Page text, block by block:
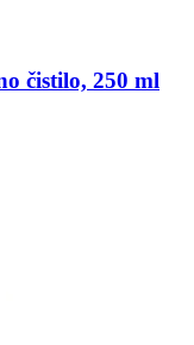
čistilo, 250 ml